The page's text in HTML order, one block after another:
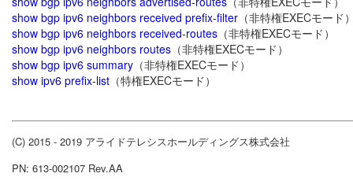
show bgp ipv6 neighbors received prefix-filter （非特権EXECモード
show bgp ipv6 neighbors received-routes （非特権EXECモード）
show bgp ipv6 neighbors routes （非特権EXECモード）
show bgp ipv6 summary （非特権EXECモード）
show ipv6 prefix-list （特権EXECモード）
(C) 2015 - 2019 アライドテレシスホールディングス株式会社
PN: 613-002107 Rev.AA